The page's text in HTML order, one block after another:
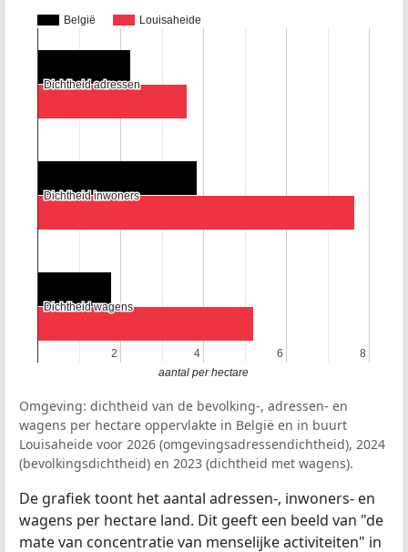
België Louisaheide
2
2 4
4 6
6 8
8
Dichtheid adressen
Dichtheid adressen
Dichtheid inwoners
Dichtheid inwoners
Dichtheid wagens
Dichtheid wagens
aantal per hectare
Omgeving: dichtheid van de bevolking-, adressen- en
wagens per hectare oppervlakte in België en in buurt
Louisaheide voor 2026 (omgevingsadressendichtheid), 2024
(bevolkingsdichtheid) en 2023 (dichtheid met wagens).
De grafiek toont het aantal adressen-, inwoners- en
wagens per hectare land. Dit geeft een beeld van "de
mate van concentratie van menselijke activiteiten" in